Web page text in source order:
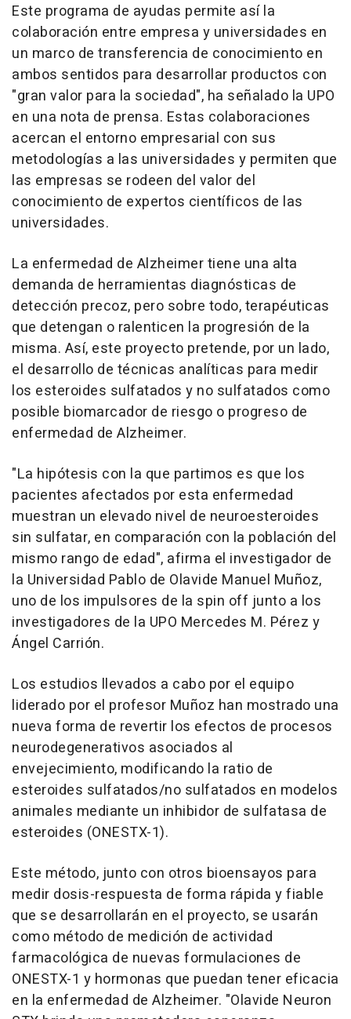
Este programa de ayudas permite así la
colaboración entre empresa y universidades en
un marco de transferencia de conocimiento en
ambos sentidos para desarrollar productos con
"gran valor para la sociedad", ha señalado la UPO
en una nota de prensa. Estas colaboraciones
acercan el entorno empresarial con sus
metodologías a las universidades y permiten que
las empresas se rodeen del valor del
conocimiento de expertos científicos de las
universidades.
La enfermedad de Alzheimer tiene una alta
demanda de herramientas diagnósticas de
detección precoz, pero sobre todo, terapéuticas
que detengan o ralenticen la progresión de la
misma. Así, este proyecto pretende, por un lado,
el desarrollo de técnicas analíticas para medir
los esteroides sulfatados y no sulfatados como
posible biomarcador de riesgo o progreso de
enfermedad de Alzheimer.
"La hipótesis con la que partimos es que los
pacientes afectados por esta enfermedad
muestran un elevado nivel de neuroesteroides
sin sulfatar, en comparación con la población del
mismo rango de edad", afirma el investigador de
la Universidad Pablo de Olavide Manuel Muñoz,
uno de los impulsores de la spin off junto a los
investigadores de la UPO Mercedes M. Pérez y
Ángel Carrión.
Los estudios llevados a cabo por el equipo
liderado por el profesor Muñoz han mostrado una
nueva forma de revertir los efectos de procesos
neurodegenerativos asociados al
envejecimiento, modificando la ratio de
esteroides sulfatados/no sulfatados en modelos
animales mediante un inhibidor de sulfatasa de
esteroides (ONESTX-1).
Este método, junto con otros bioensayos para
medir dosis-respuesta de forma rápida y fiable
que se desarrollarán en el proyecto, se usarán
como método de medición de actividad
farmacológica de nuevas formulaciones de
ONESTX-1 y hormonas que puedan tener eficacia
en la enfermedad de Alzheimer. "Olavide Neuron